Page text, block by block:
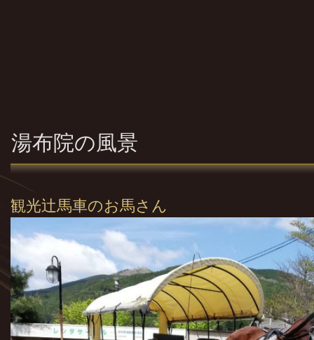
湯布院の風景
観光辻馬車のお馬さん